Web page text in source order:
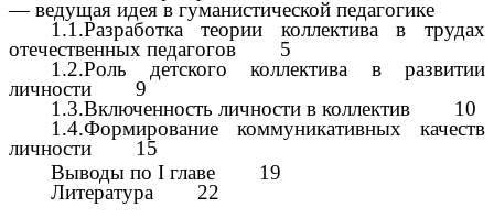
— ведущая идея в гуманистической педагогике
1.1.Разработка теории коллектива в трудах
отечественных педагогов 5
1.2.Роль детского коллектива в развитии
личности 9
1.3.Включенность личности в коллектив 10
1.4.Формирование коммуникативных качеств
личности 15
Выводы по I главе 19
Литература 22